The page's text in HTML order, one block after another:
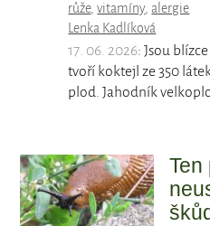
růže,vitamíny,alergie
Lenka Kadlíková
17. 06. 2026: Jsou
tvoří koktejl ze 350
plod. Jahodník
Ten